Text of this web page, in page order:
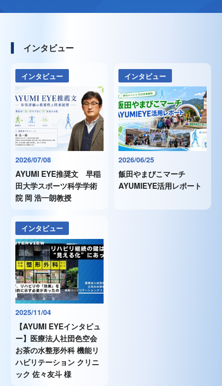
インタビュー
インタビュー
2026/07/08
AYUMI EYE推奨文 早稲
田大学スポーツ科学学術
院 岡 浩一朗教授
インタビュー
2026/06/25
飯田やまびこマーチ
AYUMIEYE活用レポート
インタビュー
2025/11/04
【AYUMI EYEインタビュ
ー】医療法人社団色空会
お茶の水整形外科 機能リ
ハビリテーション クリニ
ック 佐々友斗 様